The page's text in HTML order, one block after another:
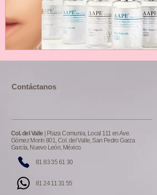
​​​Contáctanos
Col. del Valle | Plaza Comunia, Local 111 en Ave.
Gómez Morín 801, Col. del Valle, San Pedro Garza
García, Nuevo León, México.
81 24 11 31 55
81 83 35 61 30